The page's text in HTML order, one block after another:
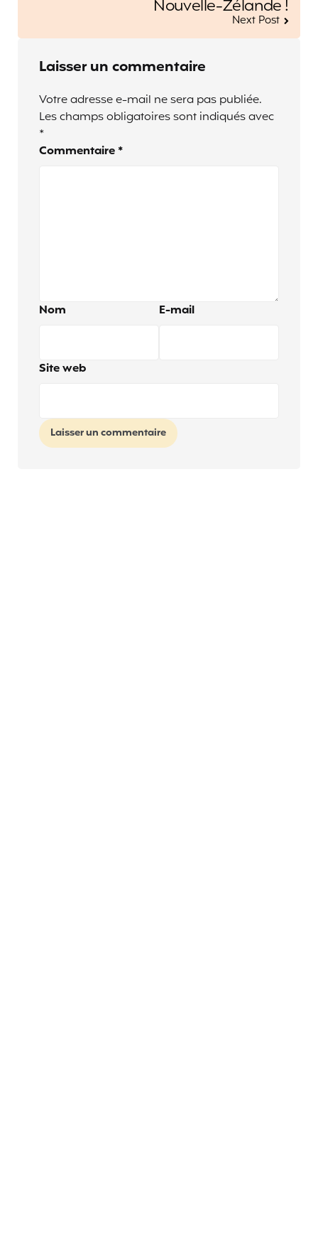
Nouvelle-Zélande !
Next Post
Laisser un commentaire
Votre adresse e-mail ne sera pas publiée.
Les champs obligatoires sont indiqués avec
*
Commentaire *
Nom E-mail
Site web